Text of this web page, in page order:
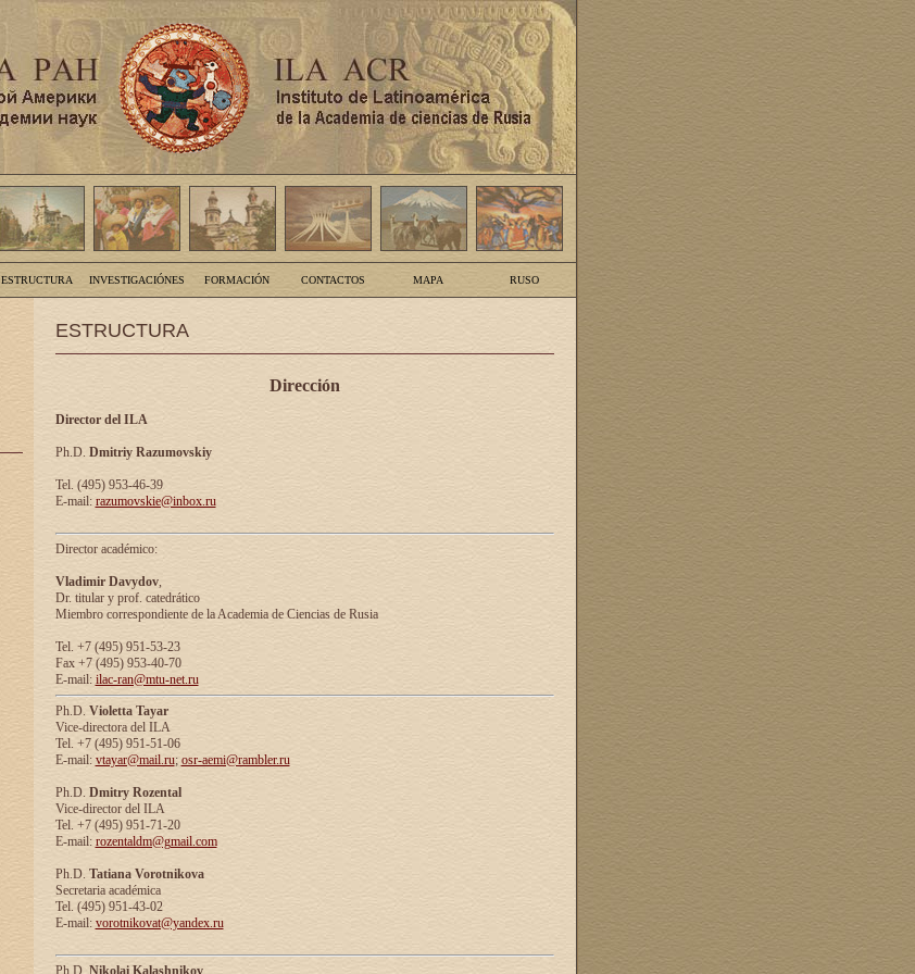
ESTRUCTURA INVESTIGACIÓNES FORMACIÓN CONTACTOS MAPA RUSO
ESTRUCTURA
Dirección
Director del ILA
Ph.D. Dmitriy Razumovskiy
Tel. (495) 953-46-39
E-mail: razumovskie@inbox.ru
Director académico:
Vladimir Davydov,
Dr. titular y prof. catedrático
Miembro correspondiente de la Academia de Ciencias de Rusia
Tel. +7 (495) 951-53-23
Fax +7 (495) 953-40-70
E-mail: ilac-ran@mtu-net.ru
Ph.D. Violetta Tayar
Vice-directora del ILA
Tel. +7 (495) 951-51-06
E-mail: vtayar@mail.ru; osr-aemi@rambler.ru
Ph.D. Dmitry Rozental
Vice-director del ILA
Tel. +7 (495) 951-71-20
E-mail: rozentaldm@gmail.com
Ph.D. Tatiana Vorotnikova
Secretaria académica
Tel. (495) 951-43-02
E-mail: vorotnikovat@yandex.ru
Ph.D. Nikolai Kalashnikov